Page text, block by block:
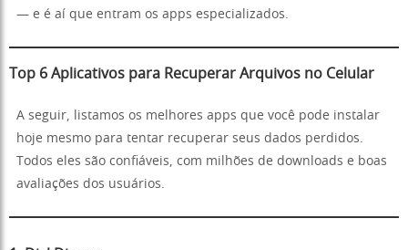
— e é aí que entram os apps especializados.
Top 6 Aplicativos para Recuperar Arquivos no Celular
A seguir, listamos os melhores apps que você pode instalar
hoje mesmo para tentar recuperar seus dados perdidos.
Todos eles são confiáveis, com milhões de downloads e boas
avaliações dos usuários.